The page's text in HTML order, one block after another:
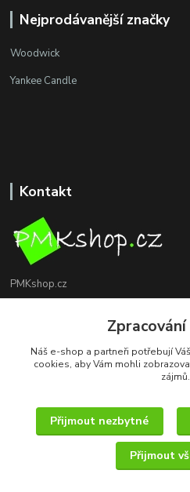
Nejprodávanější značky
Woodwick
Yankee Candle
Kontakt
PMKshop.cz
+420 728 830 042
info@pmkshop.cz
Náš e-shop a partneři potřebují Váš
cookies, aby Vám mohli
zájmů.
Přijmout nezbytné
Přijmout